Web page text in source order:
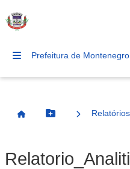
Prefeitura de Montenegro
Página InicialBotão Menu